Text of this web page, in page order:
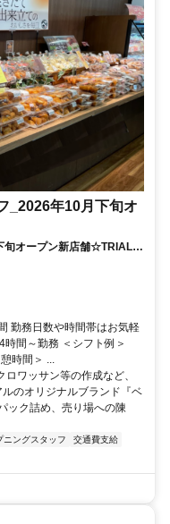
_2026年10月下旬オ
旬オープン新店舗☆TRIALの
勤務日数や時間帯はお気軽
間～勤務 ＜シフト例＞
時間＞ ...
ワッサン等の作成など、
のオリジナルブランド『ベ
ック詰め、売り場への陳
ニングスタッフ
交通費支給